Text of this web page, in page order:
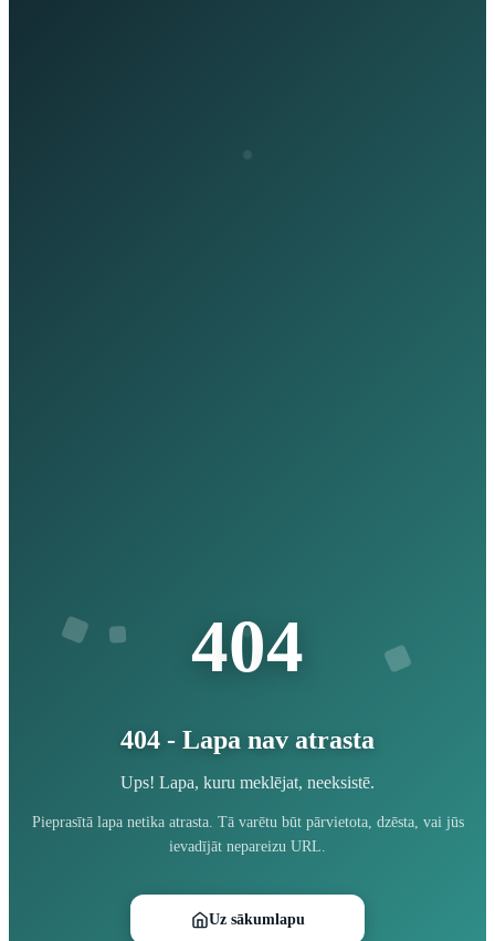
404
404 - Lapa nav atrasta
Ups! Lapa, kuru meklējat, neeksistē.
Pieprasītā lapa netika atrasta. Tā varētu būt pārvietota, dzēsta, vai jūs
ievadījāt nepareizu URL.
Uz sākumlapu